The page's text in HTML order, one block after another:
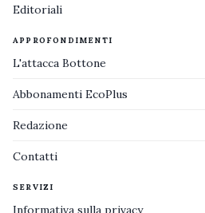
Editoriali
APPROFONDIMENTI
L'attacca Bottone
Abbonamenti EcoPlus
Redazione
Contatti
SERVIZI